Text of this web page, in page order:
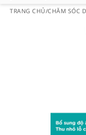
TRANG CHỦ/CHĂM SÓC